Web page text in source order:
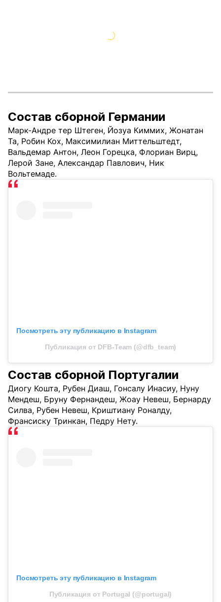
Состав сборной Германии
Марк-Андре тер Штеген, Йозуа Киммих, Жонатан
Та, Робин Кох, Максимилиан Миттельштедт,
Вальдемар Антон, Леон Горецка, Флориан Вирц,
Лерой Зане, Александар Павлович, Ник
Вольтемаде.
Посмотреть эту публикацию в Instagram
Публикация от DFB-Team (@dfb_team)
Состав сборной Португалии
Диогу Кошта, Рубен Диаш, Гонсалу Инасиу, Нуну
Мендеш, Бруну Фернандеш, Жоау Невеш, Бернарду
Силва, Рубен Невеш, Криштиану Роналду,
Франсиску Тринкан, Педру Нету.
Посмотреть эту публикацию в Instagram
Публикация от Portugal (@portugal)